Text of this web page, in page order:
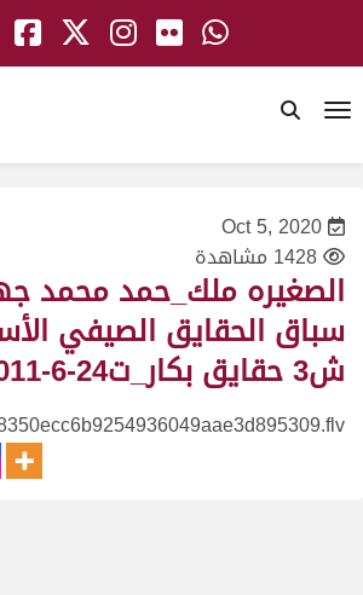
Oct 5, 2020
1428 مشاهدة
الصغيره ملك_حمد محمد
سباق الحقايق الصيفي
ش3 حقايق بكار_ت24-6-2011